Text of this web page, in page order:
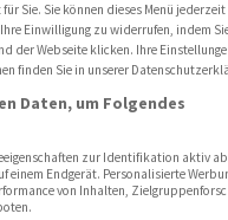
Sorgfalt recherchiert.
Haftung für die
in MESZ./bwi
Sie. Sie können dieses Menü
Einwilligung zu widerrufen, indem
der Webseite klicken. Ihre
finden Sie in unserer
Daten, um Folgendes
zur Identifikation aktiv
einem Endgerät. Personalisierte
von Inhalten,